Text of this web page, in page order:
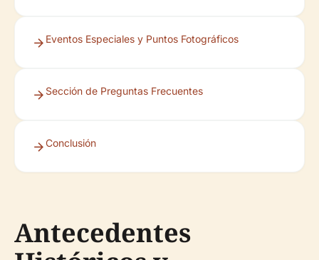
Eventos Especiales y Puntos Fotográficos
Sección de Preguntas Frecuentes
Conclusión
Antecedentes